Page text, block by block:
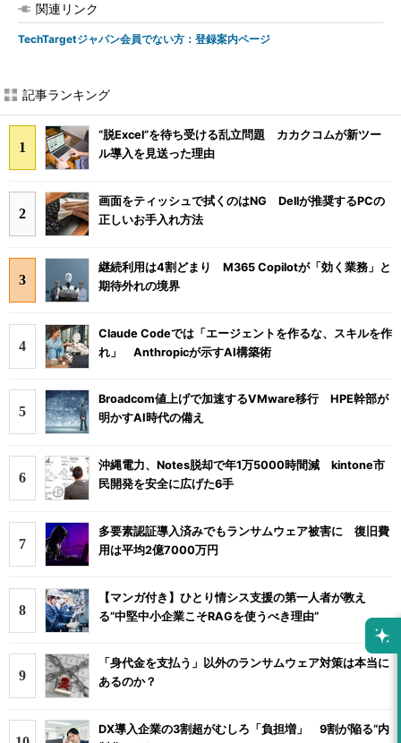
関連リンク
TechTargetジャパン会員でない方：登録案内ページ
記事ランキング
“脱Excel”を待ち受ける乱立問題 カカクコムが新ツー
ル導入を見送った理由
画面をティッシュで拭くのはNG Dellが推奨するPCの
正しいお手入れ方法
継続利用は4割どまり M365 Copilotが「効く業務」と
期待外れの境界
Claude Codeでは「エージェントを作るな、スキルを作
れ」 Anthropicが示すAI構築術
Broadcom値上げで加速するVMware移行 HPE幹部が
明かすAI時代の備え
沖縄電力、Notes脱却で年1万5000時間減 kintone市
民開発を安全に広げた6手
多要素認証導入済みでもランサムウェア被害に 復旧費
用は平均2億7000万円
【マンガ付き】ひとり情シス支援の第一人者が教え
る”中堅中小企業こそRAGを使うべき理由”
「身代金を支払う」以外のランサムウェア対策は本当に
あるのか？
DX導入企業の3割超がむしろ「負担増」 9割が陥る“内